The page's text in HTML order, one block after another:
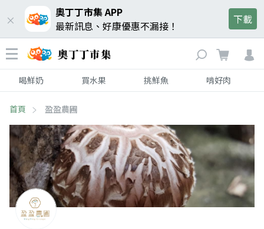
奧丁丁市集 APP
最新訊息、好康優惠不漏接！
下載
喝鮮奶 買水果 挑鮮魚 啃好肉
首頁 盈盈農圃